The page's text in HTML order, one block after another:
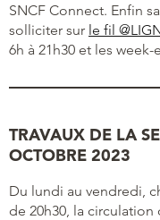
SNCF Connect. Enfin
solliciter sur le fil
6h à 21h30 et les
TRAVAUX DE LA
OCTOBRE 2023
Du lundi au vendredi,
de 20h30, la